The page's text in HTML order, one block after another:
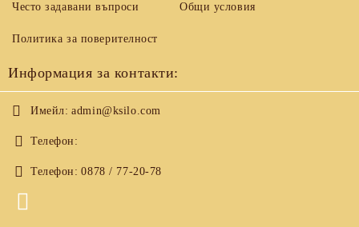
Често задавани въпроси Общи условия
Политика за поверителност
Информация за контакти:
Имейл: admin@ksilo.com
Телефон:
Телефон: 0878 / 77-20-78